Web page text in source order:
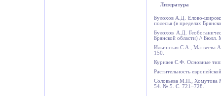
Литература
Булохов А.Д. Елово-
полесья (в пределах
Булохов А.Д.
Брянской области) //
Ильинская С.А., Матвеева
150.
Курнаев С.Ф. Основные
Растительность
Соловьева М.П., Хомутова
54. № 5.С. 721–728.